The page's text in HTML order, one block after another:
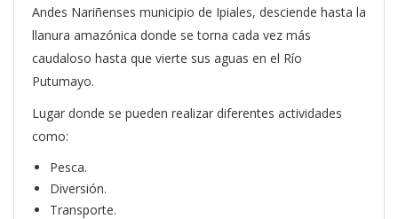
Andes Nariñenses municipio de Ipiales, desciende hasta la
llanura amazónica donde se torna cada vez más
caudaloso hasta que vierte sus aguas en el Río
Putumayo.
Lugar donde se pueden realizar diferentes actividades
como:
Pesca.
Diversión.
Transporte.